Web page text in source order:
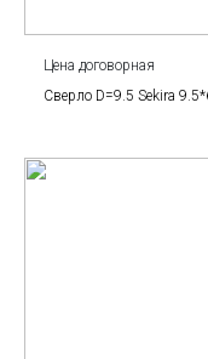
Цена договорная
Сверло D=9.5 Sekira